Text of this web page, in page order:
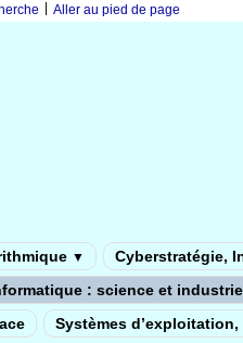
Aller au pied de page
▼ Cyberstratégie,
: science et industrie
Systèmes